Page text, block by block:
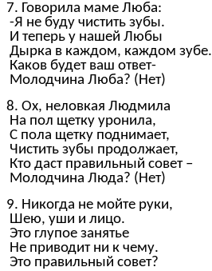
7. Говорила маме Люба:
-Я не буду чистить зубы.
И теперь у нашей Любы
Дырка в каждом, каждом зубе.
Каков будет ваш ответ-
Молодчина Люба? (Нет)
8. Ох, неловкая Людмила
На пол щетку уронила,
С пола щетку поднимает,
Чистить зубы продолжает,
Кто даст правильный совет –
Молодчина Люда? (Нет)
9. Никогда не мойте руки,
Шею, уши и лицо.
Это глупое занятье
Не приводит ни к чему.
Это правильный совет?